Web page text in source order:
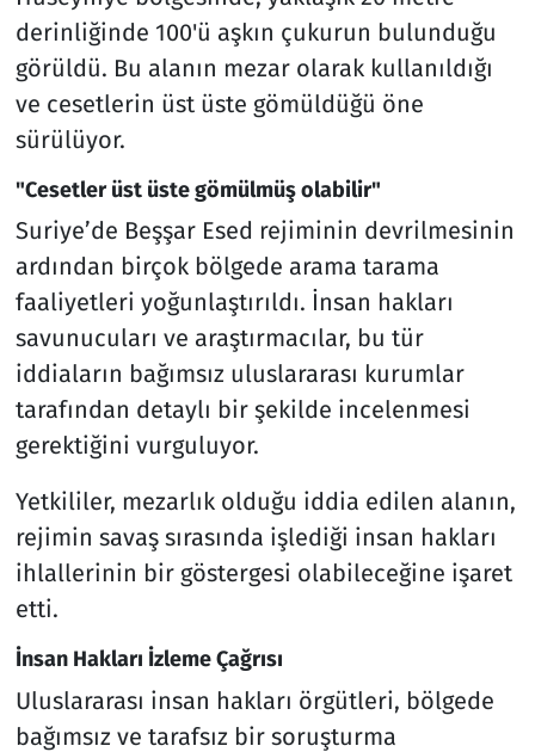
derinliğinde 100'ü aşkın çukurun bulunduğu
görüldü. Bu alanın mezar olarak kullanıldığı
ve cesetlerin üst üste gömüldüğü öne
sürülüyor.
"Cesetler üst üste gömülmüş olabilir"
Suriye’de Beşşar Esed rejiminin devrilmesinin
ardından birçok bölgede arama tarama
faaliyetleri yoğunlaştırıldı. İnsan hakları
savunucuları ve araştırmacılar, bu tür
iddiaların bağımsız uluslararası kurumlar
tarafından detaylı bir şekilde incelenmesi
gerektiğini vurguluyor.
Yetkililer, mezarlık olduğu iddia edilen alanın,
rejimin savaş sırasında işlediği insan hakları
ihlallerinin bir göstergesi olabileceğine işaret
etti.
İnsan Hakları İzleme Çağrısı
Uluslararası insan hakları örgütleri, bölgede
bağımsız ve tarafsız bir soruşturma